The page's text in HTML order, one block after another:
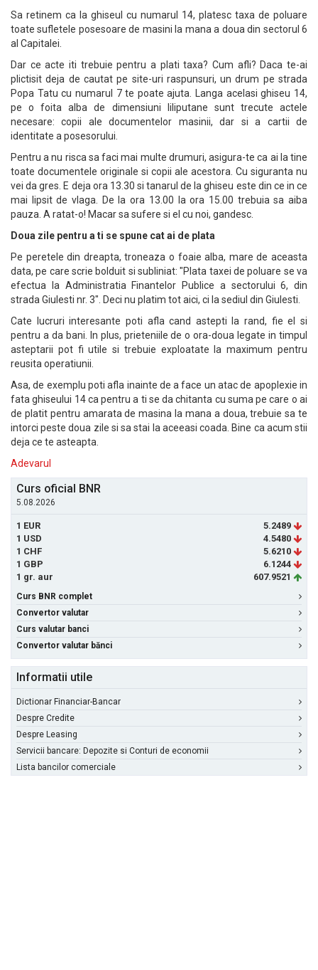
Sa retinem ca la ghiseul cu numarul 14, platesc taxa de poluare
toate sufletele posesoare de masini la mana a doua din sectorul 6
al Capitalei.
Dar ce acte iti trebuie pentru a plati taxa? Cum afli? Daca te-ai
plictisit deja de cautat pe site-uri raspunsuri, un drum pe strada
Popa Tatu cu numarul 7 te poate ajuta. Langa acelasi ghiseu 14,
pe o foita alba de dimensiuni liliputane sunt trecute actele
necesare: copii ale documentelor masinii, dar si a cartii de
identitate a posesorului.
Pentru a nu risca sa faci mai multe drumuri, asigura-te ca ai la tine
toate documentele originale si copii ale acestora. Cu siguranta nu
vei da gres. E deja ora 13.30 si tanarul de la ghiseu este din ce in ce
mai lipsit de vlaga. De la ora 13.00 la ora 15.00 trebuia sa aiba
pauza. A ratat-o! Macar sa sufere si el cu noi, gandesc.
Doua zile pentru a ti se spune cat ai de plata
Pe peretele din dreapta, troneaza o foaie alba, mare de aceasta
data, pe care scrie bolduit si subliniat: "Plata taxei de poluare se va
efectua la Administratia Finantelor Publice a sectorului 6, din
strada Giulesti nr. 3". Deci nu platim tot aici, ci la sediul din Giulesti.
Cate lucruri interesante poti afla cand astepti la rand, fie el si
pentru a da bani. In plus, prieteniile de o ora-doua legate in timpul
asteptarii pot fi utile si trebuie exploatate la maximum pentru
reusita operatiunii.
Asa, de exemplu poti afla inainte de a face un atac de apoplexie in
fata ghiseului 14 ca pentru a ti se da chitanta cu suma pe care o ai
de platit pentru amarata de masina la mana a doua, trebuie sa te
intorci peste doua zile si sa stai la aceeasi coada. Bine ca acum stii
deja ce te asteapta.
Adevarul
Curs oficial BNR
5.08.2026
1 EUR
5.2489
1 USD
4.5480
1 CHF
5.6210
1 GBP
6.1244
1 gr. aur
607.9521
Curs BNR complet
Convertor valutar
Curs valutar banci
Convertor valutar bănci
Informatii utile
Dictionar Financiar-Bancar
Despre Credite
Despre Leasing
Servicii bancare: Depozite si Conturi de economii
Lista bancilor comerciale